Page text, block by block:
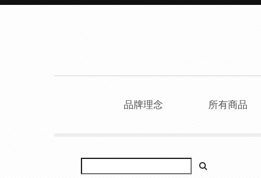
品牌理念 所有商品